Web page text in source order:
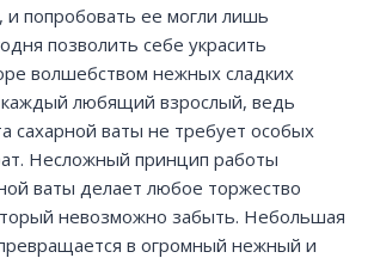
и попробовать ее могли лишь
позволить себе украсить
волшебством нежных сладких
любящий взрослый, ведь
сахарной ваты не требует особых
Несложный принцип работы
ваты делает любое торжество
невозможно забыть. Небольшая
в огромный нежный и